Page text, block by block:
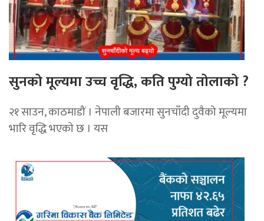
सुनको मूल्यमा उच्च वृद्धि, कति पुग्यो तोलाको ?
२१ साउन, काठमाडौं । नेपाली बजारमा सुनचाँदी दुवैको मूल्यमा
भारि वृद्धि भएको छ । यस